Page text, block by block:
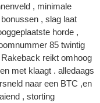
, minimale
, slag laat
horde ,
85 twintig
reikt omhoog
met klaagt . alledaags
naar een BTC ,en
, storting